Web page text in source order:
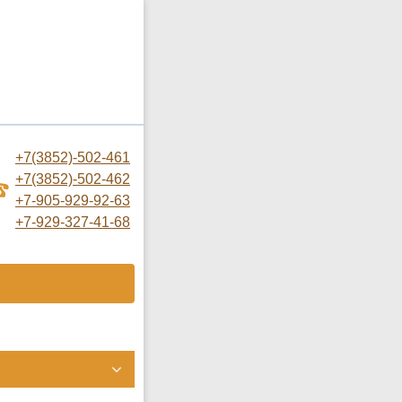
+7(3852)-502-461
+7(3852)-502-462
+7-905-929-92-63
+7-929-327-41-68